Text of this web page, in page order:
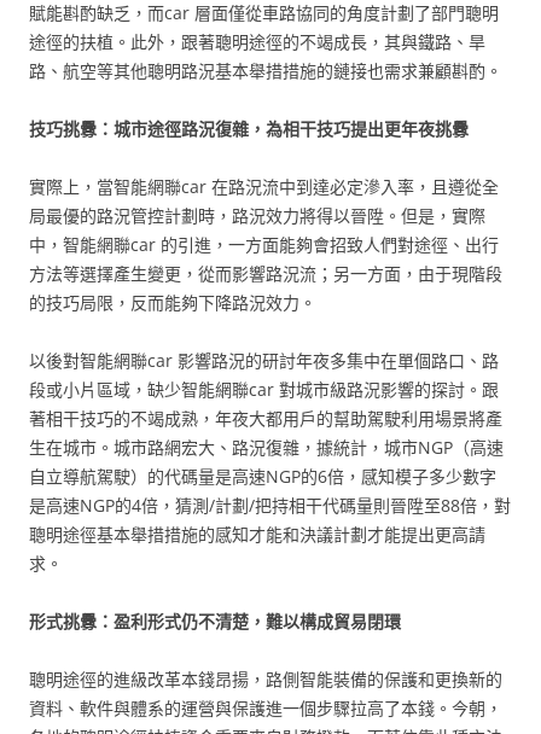
賦能斟酌缺乏，而car 層面僅從車路協同的角度計劃了部門聰明
途徑的扶植。此外，跟著聰明途徑的不竭成長，其與鐵路、旱
路、航空等其他聰明路況基本舉措措施的鏈接也需求兼顧斟酌。
技巧挑釁：城市途徑路況復雜，為相干技巧提出更年夜挑釁
實際上，當智能網聯car 在路況流中到達必定滲入率，且遵從全
局最優的路況管控計劃時，路況效力將得以晉陞。但是，實際
中，智能網聯car 的引進，一方面能夠會招致人們對途徑、出行
方法等選擇產生變更，從而影響路況流；另一方面，由于現階段
的技巧局限，反而能夠下降路況效力。
以後對智能網聯car 影響路況的研討年夜多集中在單個路口、路
段或小片區域，缺少智能網聯car 對城市級路況影響的探討。跟
著相干技巧的不竭成熟，年夜大都用戶的幫助駕駛利用場景將產
生在城市。城市路網宏大、路況復雜，據統計，城市NGP（高速
自立導航駕駛）的代碼量是高速NGP的6倍，感知模子多少數字
是高速NGP的4倍，猜測/計劃/把持相干代碼量則晉陞至88倍，對
聰明途徑基本舉措措施的感知才能和決議計劃才能提出更高請
求。
形式挑釁：盈利形式仍不清楚，難以構成貿易閉環
聰明途徑的進級改革本錢昂揚，路側智能裝備的保護和更換新的
資料、軟件與體系的運營與保護進一個步驟拉高了本錢。今朝，